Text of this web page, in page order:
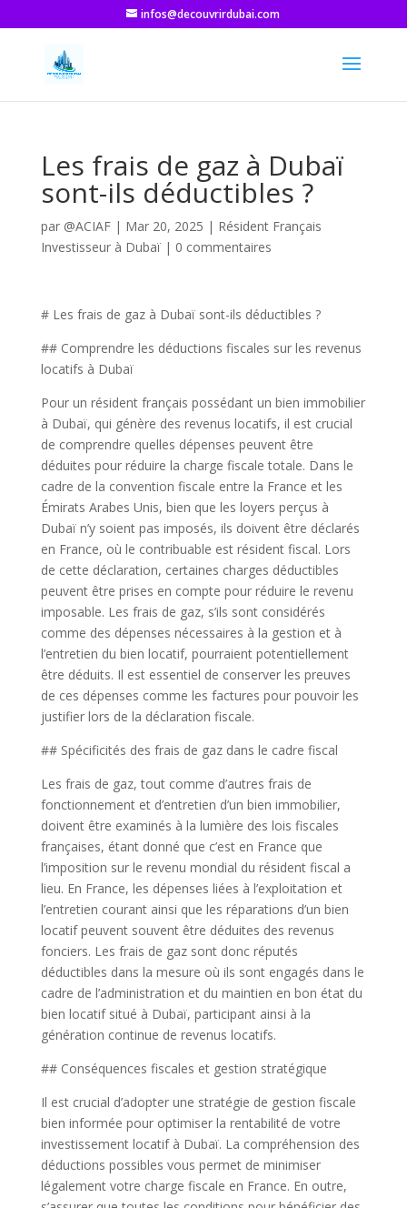
infos@decouvrirdubai.com
Les frais de gaz à Dubaï
sont-ils déductibles ?
par @ACIAF| Mar 20, 2025 | Résident Français
Investisseur à Dubaï| 0 commentaires
# Les frais de gaz à Dubaï sont-ils déductibles ?
## Comprendre les déductions fiscales sur les revenus
locatifs à Dubaï
Pour un résident français possédant un bien immobilier
à Dubaï, qui génère des revenus locatifs, il est crucial
de comprendre quelles dépenses peuvent être
déduites pour réduire la charge fiscale totale. Dans le
cadre de la convention fiscale entre la France et les
Émirats Arabes Unis, bien que les loyers perçus à
Dubaï n’y soient pas imposés, ils doivent être déclarés
en France, où le contribuable est résident fiscal. Lors
de cette déclaration, certaines charges déductibles
peuvent être prises en compte pour réduire le revenu
imposable. Les frais de gaz, s’ils sont considérés
comme des dépenses nécessaires à la gestion et à
l’entretien du bien locatif, pourraient potentiellement
être déduits. Il est essentiel de conserver les preuves
de ces dépenses comme les factures pour pouvoir les
justifier lors de la déclaration fiscale.
## Spécificités des frais de gaz dans le cadre fiscal
Les frais de gaz, tout comme d’autres frais de
fonctionnement et d’entretien d’un bien immobilier,
doivent être examinés à la lumière des lois fiscales
françaises, étant donné que c’est en France que
l’imposition sur le revenu mondial du résident fiscal a
lieu. En France, les dépenses liées à l’exploitation et
l’entretien courant ainsi que les réparations d’un bien
locatif peuvent souvent être déduites des revenus
fonciers. Les frais de gaz sont donc réputés
déductibles dans la mesure où ils sont engagés dans le
cadre de l’administration et du maintien en bon état du
bien locatif situé à Dubaï, participant ainsi à la
génération continue de revenus locatifs.
## Conséquences fiscales et gestion stratégique
Il est crucial d’adopter une stratégie de gestion fiscale
bien informée pour optimiser la rentabilité de votre
investissement locatif à Dubaï. La compréhension des
déductions possibles vous permet de minimiser
légalement votre charge fiscale en France. En outre,